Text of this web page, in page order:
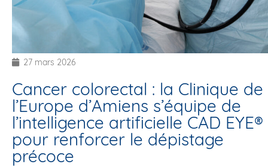
27 mars 2026
Cancer colorectal : la Clinique de
l’Europe d’Amiens s’équipe de
l’intelligence artificielle CAD EYE®
pour renforcer le dépistage
précoce